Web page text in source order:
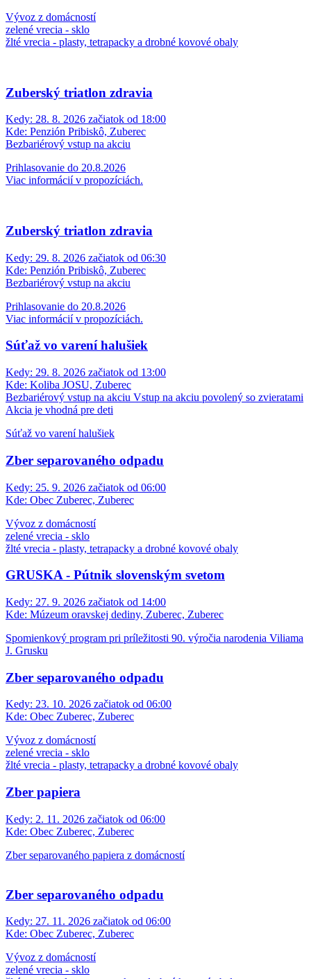
Vývoz z domácností
zelené vrecia - sklo
žlté vrecia - plasty, tetrapacky a drobné kovové obaly
Zuberský triatlon zdravia
Kedy: 28. 8. 2026 začiatok od 18:00
Kde: Penzión Pribiskô, Zuberec
Bezbariérový vstup na akciu
Prihlasovanie do 20.8.2026
Viac informácií v propozíciách.
Zuberský triatlon zdravia
Kedy: 29. 8. 2026 začiatok od 06:30
Kde: Penzión Pribiskô, Zuberec
Bezbariérový vstup na akciu
Prihlasovanie do 20.8.2026
Viac informácií v propozíciách.
Súťaž vo varení halušiek
Kedy: 29. 8. 2026 začiatok od 13:00
Kde: Koliba JOSU, Zuberec
Bezbariérový vstup na akciu Vstup na akciu povolený so zvieratami
Akcia je vhodná pre deti
Súťaž vo varení halušiek
Zber separovaného odpadu
Kedy: 25. 9. 2026 začiatok od 06:00
Kde: Obec Zuberec, Zuberec
Vývoz z domácností
zelené vrecia - sklo
žlté vrecia - plasty, tetrapacky a drobné kovové obaly
GRUSKA - Pútnik slovenským svetom
Kedy: 27. 9. 2026 začiatok od 14:00
Kde: Múzeum oravskej dediny, Zuberec, Zuberec
Spomienkový program pri príležitosti 90. výročia narodenia Viliama
J. Grusku
Zber separovaného odpadu
Kedy: 23. 10. 2026 začiatok od 06:00
Kde: Obec Zuberec, Zuberec
Vývoz z domácností
zelené vrecia - sklo
žlté vrecia - plasty, tetrapacky a drobné kovové obaly
Zber papiera
Kedy: 2. 11. 2026 začiatok od 06:00
Kde: Obec Zuberec, Zuberec
Zber separovaného papiera z domácností
Zber separovaného odpadu
Kedy: 27. 11. 2026 začiatok od 06:00
Kde: Obec Zuberec, Zuberec
Vývoz z domácností
zelené vrecia - sklo